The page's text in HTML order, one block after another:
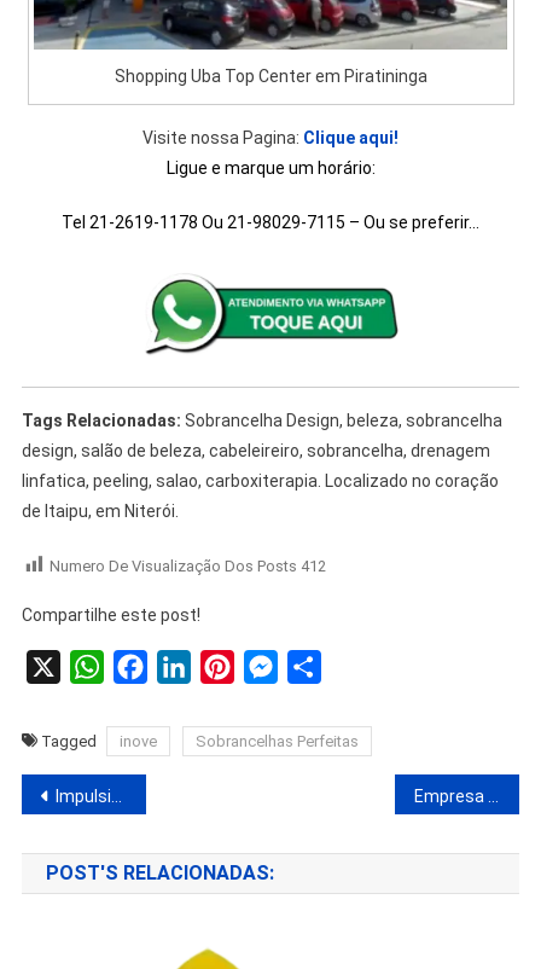
Shopping Uba Top Center em Piratininga
Visite nossa Pagina: Clique aqui!
Ligue e marque um horário:
Tel 21-2619-1178 Ou 21-98029-7115 – Ou se preferir…
Tags Relacionadas: Sobrancelha Design, beleza, sobrancelha
design, salão de beleza, cabeleireiro, sobrancelha, drenagem
linfatica, peeling, salao, carboxiterapia. Localizado no coração
de Itaipu, em Niterói.
Numero De Visualização Dos Posts 412
Compartilhe este post!
WhatsAppFacebookLinkedInPinterestMessenger
Tagged inove Sobrancelhas Perfeitas
Impulsione Seu Negócio na Região Oceânica de Niterói.
POST'S RELACIONADAS: